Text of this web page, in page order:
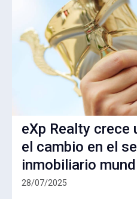
eXp Realty crece
el cambio en el
inmobiliario
28/07/2025